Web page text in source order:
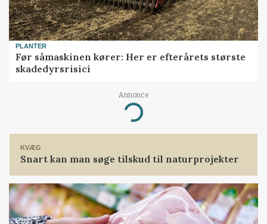
PLANTER
Før såmaskinen kører: Her er efterårets største
skadedyrsrisici
Annonce
Loading...
KVÆG
Snart kan man søge tilskud til naturprojekter